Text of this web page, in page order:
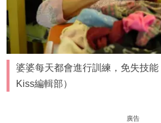
婆婆每天都會進行訓練，免失技
Kiss編輯部）
廣告